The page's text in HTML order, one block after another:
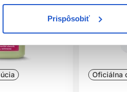
Prispôsobiť
Oficiálna